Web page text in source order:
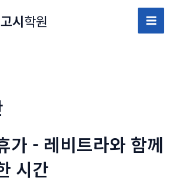
시학원
Main
가 - 레비트라와 함께
시간